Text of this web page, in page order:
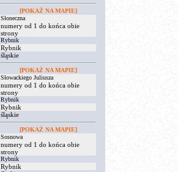
[POKAŻ NA MAPIE]
Słoneczna
numery od 1 do końca obie
strony
Rybnik
Rybnik
śląskie
[POKAŻ NA MAPIE]
Słowackiego Juliusza
numery od 1 do końca obie
strony
Rybnik
Rybnik
śląskie
[POKAŻ NA MAPIE]
Sosnowa
numery od 1 do końca obie
strony
Rybnik
Rybnik